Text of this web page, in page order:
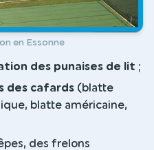
en Essonne
des punaises de lit ;
des cafards (blatte
blatte américaine,
des frelons